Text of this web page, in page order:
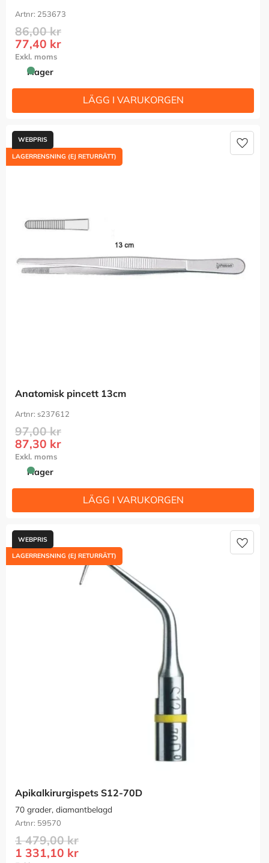
253673
77,40 kr
86,00kr
I lager
Anatomisk pincett 13cm
s237612
87,30 kr
97,00kr
LAGERRENSNING (EJ RETURRÄTT)
Lägg
I lager
Apikalkirurgispets S12-70D
70 grader, diamantbelagd
59570
1 331,10 kr
1 479,00kr
LAGERRENSNING (EJ RETURRÄTT)
Lägg